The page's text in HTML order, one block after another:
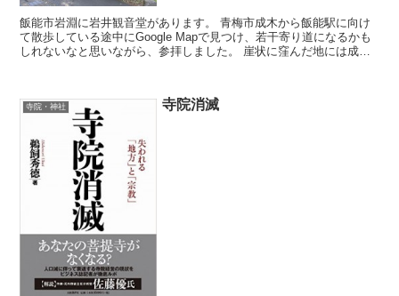
飯能市岩淵に岩井観音堂があります。 青梅市成木から飯能駅に向け
て散歩している途中にGoogle Mapで見つけ、若干寄り道になるかも
しれないなと思いながら、参拝しました。 崖状に窪んだ地には成木
寺院・神社 寺院消滅